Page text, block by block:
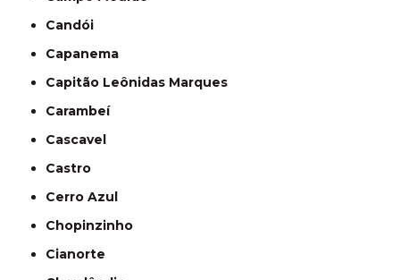
Candói
Capanema
Capitão Leônidas Marques
Carambeí
Cascavel
Castro
Cerro Azul
Chopinzinho
Cianorte